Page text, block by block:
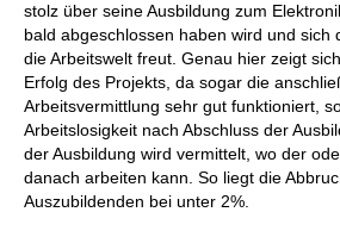
stolz über seine Ausbildung zum
bald abgeschlossen haben wird und sich
die Arbeitswelt freut. Genau hier zeigt
Erfolg des Projekts, da sogar die
Arbeitsvermittlung sehr gut funktioniert,
Arbeitslosigkeit nach Abschluss der
der Ausbildung wird vermittelt, wo der
danach arbeiten kann. So liegt die
Auszubildenden bei unter 2%.